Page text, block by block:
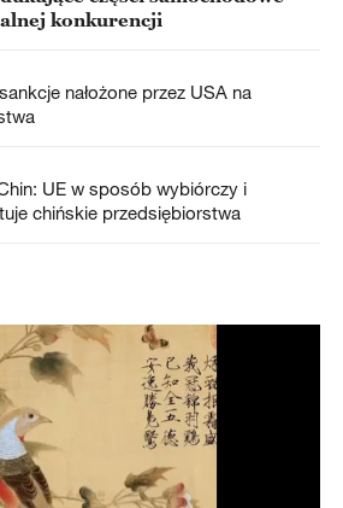
konkurencji
nałożone przez USA na
UE w sposób wybiórczy i
chińskie przedsiębiorstwa